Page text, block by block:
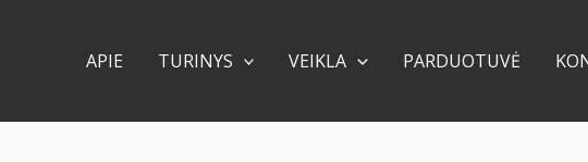
APIE TURINYS VEIKLA PARDUOTUVĖ